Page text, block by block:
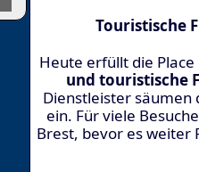
Touristische
Heute erfüllt die
und touristische
Dienstleister säumen
ein. Für viele
Brest, bevor es weiter